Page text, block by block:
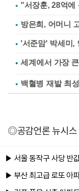
"서장훈, 28억에
방은희, 어머니
'서준맘' 박세미,
백혈병 재발 최
◎공감언론 뉴시스